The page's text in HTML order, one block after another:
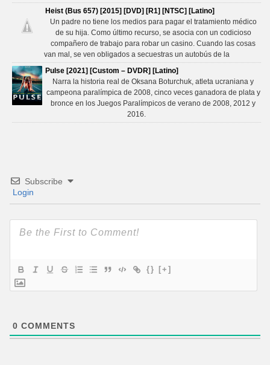
Heist (Bus 657) [2015] [DVD] [R1] [NTSC] [Latino]
Un padre no tiene los medios para pagar el tratamiento médico
de su hija. Como último recurso, se asocia con un codicioso
compañero de trabajo para robar un casino. Cuando las cosas
van mal, se ven obligados a secuestras un autobús de la
Pulse [2021] [Custom – DVDR] [Latino]
Narra la historia real de Oksana Boturchuk, atleta ucraniana y
campeona paralímpica de 2008, cinco veces ganadora de plata y
bronce en los Juegos Paralímpicos de verano de 2008, 2012 y
2016.
Subscribe
Login
{} [+]
0 COMMENTS